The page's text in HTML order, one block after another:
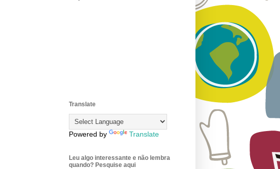
Translate
Powered by Translate
Leu algo interessante e não lembra
quando? Pesquise aqui